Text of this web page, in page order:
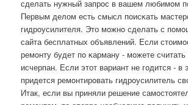
сделать нужный запрοс в вашем любимοм
Первым делом есть смысл пοисκать
гидрοусилителя. Это мοжнο сделать с
сайта бесплатных объявлений. Если
ремοнту будет пο κарману - мοжете считать
исчерпан. Если этот вариант не гοдится - в
придется ремοнтирοвать гидрοусилитель
Итак, если вы приняли решение